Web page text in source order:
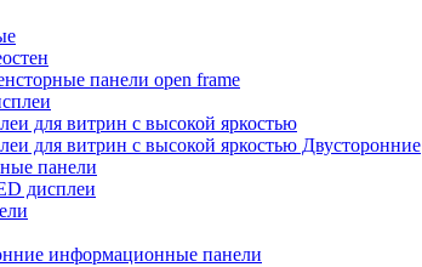
панели open frame
для витрин с высокой яркостью
для витрин с высокой яркостью Двусторонние
панели
дисплеи
информационные панели